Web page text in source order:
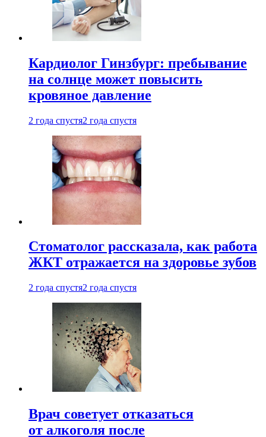
Кардиолог Гинзбург: пребывание
на солнце может повысить
кровяное давление
2 года спустя2 года спустя
Стоматолог рассказала, как работа
ЖКТ отражается на здоровье зубов
2 года спустя2 года спустя
Врач советует отказаться
от алкоголя после